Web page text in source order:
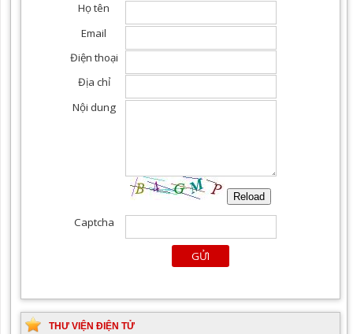
THƯ VIỆN ĐIỆN TỬ